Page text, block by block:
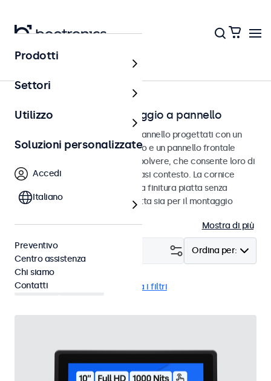
Home
Touchscreen con montaggio a pannello
Touchscreen per montaggio a pannello progettati con un
robusto alloggiamento in metallo e un pannello frontale
impermeabile e resistente alla polvere, che consente loro di
integrarsi perfettamente qualsiasi contesto. La cornice
sottile e simmetrica fornisce una finitura piatta senza
soluzione di continuità ed è adatta sia per il montaggio
Mostra di più
Ordina per:
Filtro (8)
Pannello Cancella i filtri
Prodotti
Settori
Utilizzo
Soluzioni personalizzate
Accedi
Italiano
Preventivo
Centro assistenza
Chi siamo
Contatti